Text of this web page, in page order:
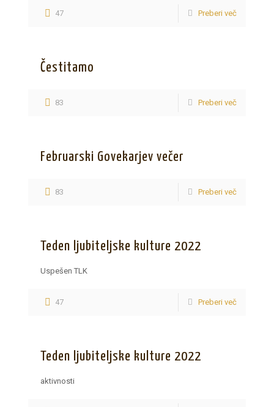
47 Preberi več
Čestitamo
83 Preberi več
Februarski Govekarjev večer
83 Preberi več
Teden ljubiteljske kulture 2022
Uspešen TLK
47 Preberi več
Teden ljubiteljske kulture 2022
aktivnosti